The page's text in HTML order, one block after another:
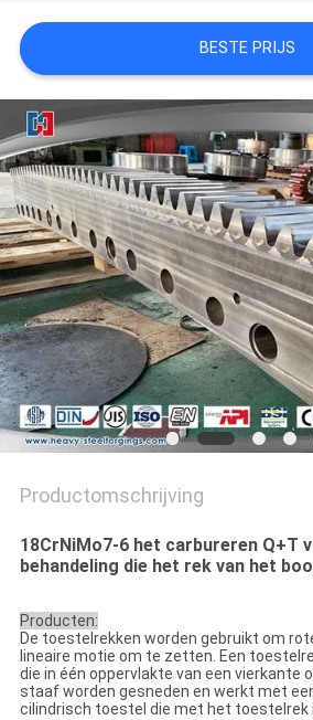
BESTE PRIJS
Productomschrijving
18CrNiMo7-6 het carbureren Q+T
behandeling die het rek van het
Producten:
De toestelrekken worden gebruikt om
lineaire motie om te zetten. Een
die in één oppervlakte van een vierkante
staaf worden gesneden en werkt met
cilindrisch toestel die met het toestelrek